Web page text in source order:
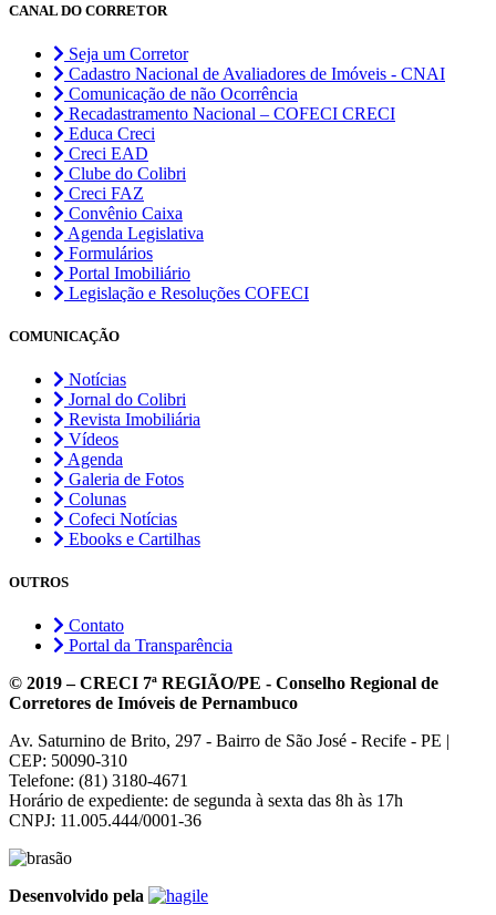
CANAL DO CORRETOR
Seja um Corretor
Cadastro Nacional de Avaliadores de Imóveis - CNAI
Comunicação de não Ocorrência
Recadastramento Nacional – COFECI CRECI
Educa Creci
Creci EAD
Clube do Colibri
Creci FAZ
Convênio Caixa
Agenda Legislativa
Formulários
Portal Imobiliário
Legislação e Resoluções COFECI
COMUNICAÇÃO
Notícias
Jornal do Colibri
Revista Imobiliária
Vídeos
Agenda
Galeria de Fotos
Colunas
Cofeci Notícias
Ebooks e Cartilhas
OUTROS
Contato
Portal da Transparência
© 2019 – CRECI 7ª REGIÃO/PE - Conselho Regional de
Corretores de Imóveis de Pernambuco
Av. Saturnino de Brito, 297 - Bairro de São José - Recife - PE |
CEP: 50090-310
Telefone: (81) 3180-4671
Horário de expediente: de segunda à sexta das 8h às 17h
CNPJ: 11.005.444/0001-36
Desenvolvido pela